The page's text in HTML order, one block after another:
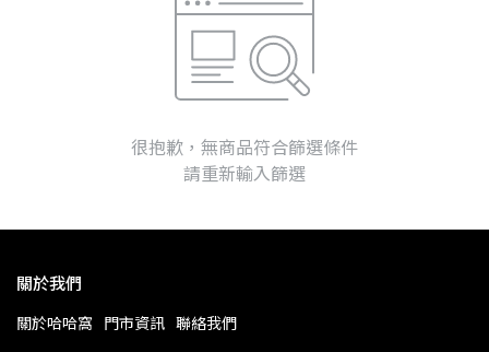
很抱歉，無商品符合篩選條件
請重新輸入篩選
關於我們
關於哈哈窩 門市資訊 聯絡我們